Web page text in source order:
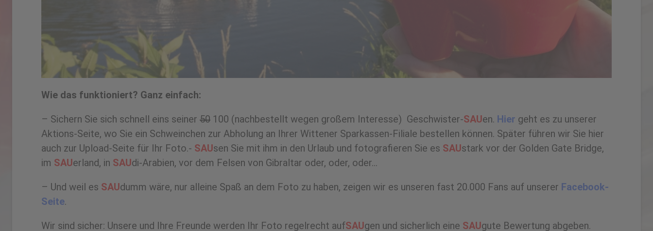
Wie das funktioniert? Ganz einfach:
– Sichern Sie sich schnell eins seiner 50 100 (nachbestellt wegen großem Interesse) Geschwister-SAUen. Hier geht es zu unserer
Aktions-Seite, wo Sie ein Schweinchen zur Abholung an Ihrer Wittener Sparkassen-Filiale bestellen können. Später führen wir Sie hier
auch zur Upload-Seite für Ihr Foto.- SAUsen Sie mit ihm in den Urlaub und fotografieren Sie es SAUstark vor der Golden Gate Bridge,
im SAUerland, in SAUdi-Arabien, vor dem Felsen von Gibraltar oder, oder, oder…
– Und weil es SAUdumm wäre, nur alleine Spaß an dem Foto zu haben, zeigen wir es unseren fast 20.000 Fans auf unserer Facebook-
Seite.
Wir sind sicher: Unsere und Ihre Freunde werden Ihr Foto regelrecht aufSAUgen und sicherlich eine SAUgute Bewertung abgeben.